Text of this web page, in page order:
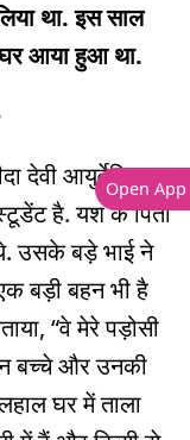
था. इस साल
घर आया हुआ था.
देवी आयुर्वेदिक
है. यश के पिता
उसके बड़े भाई ने
बड़ी बहन भी है
“वे मेरे पड़ोसी
बच्चे और उनकी
घर में ताला
Open App